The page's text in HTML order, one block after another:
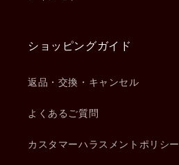
ショッピングガイド
返品・交換・キャンセル
よくあるご質問
カスタマーハラスメントポリシー